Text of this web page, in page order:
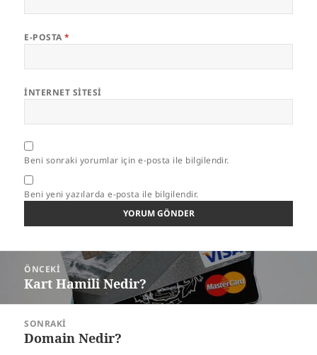
E-POSTA*
İNTERNET SITESI
Beni sonraki yorumlar için e-posta ile bilgilendir.
Beni yeni yazılarda e-posta ile bilgilendir.
gezinmesi
ÖNCEKI
Önceki
yazı:
Kart Hamili Nedir?
SONRAKI
Sonraki
Domain Nedir?